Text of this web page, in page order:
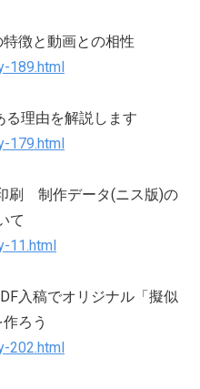
徴と動画との相性
189.html
理由を解説します
179.html
刷 制作データ(ニス版)の
て
11.html
入稿でオリジナル「擬似
ろう
202.html